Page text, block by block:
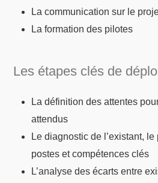
La communication sur le
La formation des pilotes
Les étapes clés de
La définition des attentes
attendus
Le diagnostic de l’existant,
postes et compétences clés
L’analyse des écarts entre